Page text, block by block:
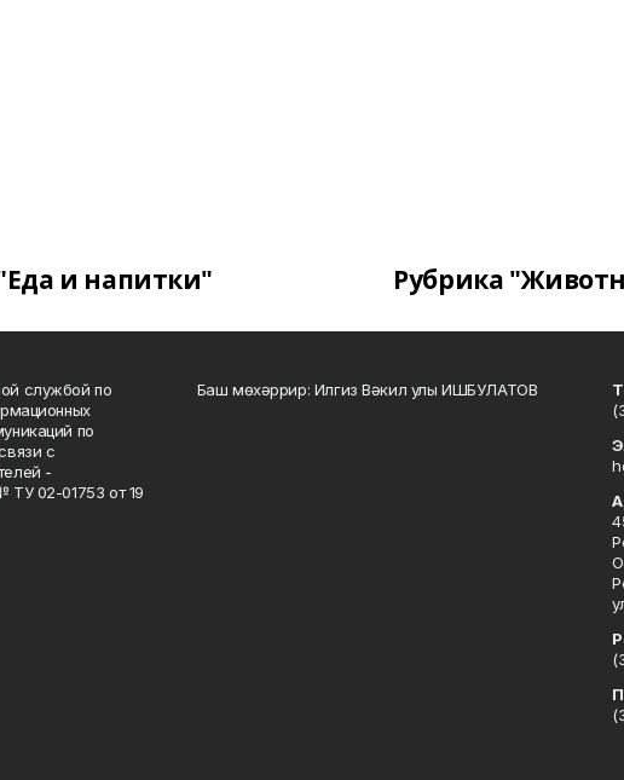
и напитки" Рубрика
службой по
по
с
-
ТУ 02-01753 от 19
Баш мөхәррир: Илгиз Вәкил улы ИШБУЛАТОВ